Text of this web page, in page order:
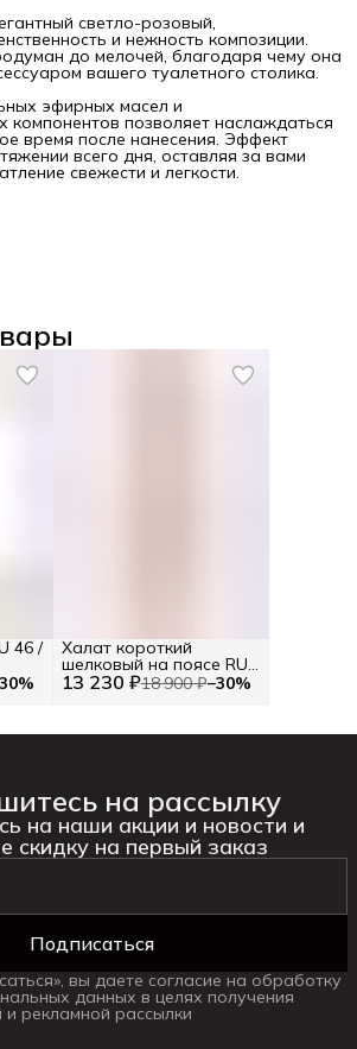
светло-розовый,
и нежность композиции.
до мелочей, благодаря чему она
вашего туалетного столика.
эфирных масел и
компонентов позволяет наслаждаться
время после нанесения. Эффект
всего дня, оставляя за вами
свежести и легкости.
30%
46 /
13 230 ₽18 900 ₽−30%
Халат короткий
шелковый на поясе RU
42 / EU 36 / XS
на рассылку
на наши акции и новости и
скидку на первый заказ
Подписаться
вы даете согласие на обработку
данных в целях получения
рекламной рассылки